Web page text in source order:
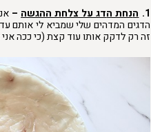
1. הנחת הדג על צלחת ההגשה–
הדגים המדהים שלי שמביא לי אותם
זה רק לדקק אותו עוד קצת (כי ככה